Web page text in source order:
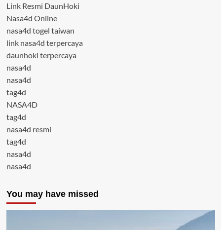
Link Resmi DaunHoki
Nasa4d Online
nasa4d togel taiwan
link nasa4d terpercaya
daunhoki terpercaya
nasa4d
nasa4d
tag4d
NASA4D
tag4d
nasa4d resmi
tag4d
nasa4d
nasa4d
You may have missed